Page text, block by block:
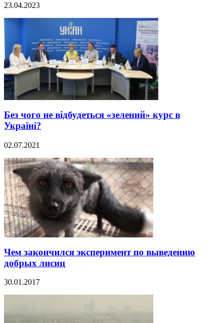
23.04.2023
Без чого не відбудеться «зелений» курс в
Україні?
02.07.2021
Чем закончился эксперимент по выведению
добрых лисиц
30.01.2017